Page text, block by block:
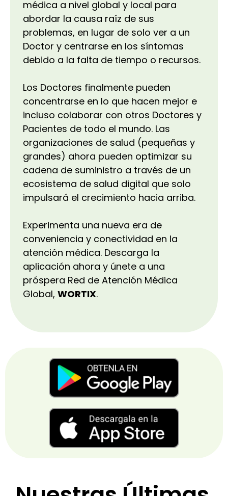
médica a nivel global y local para
abordar la causa raíz de sus
problemas, en lugar de solo ver a un
Doctor y centrarse en los síntomas
debido a la falta de tiempo o recursos.
Los Doctores finalmente pueden
concentrarse en lo que hacen mejor e
incluso colaborar con otros Doctores y
Pacientes de todo el mundo. Las
organizaciones de salud (pequeñas y
grandes) ahora pueden optimizar su
cadena de suministro a través de un
ecosistema de salud digital que solo
impulsará el crecimiento hacia arriba.
Experimenta una nueva era de
conveniencia y conectividad en la
atención médica. Descarga la
aplicación ahora y únete a una
próspera Red de Atención Médica
Global, WORTIX.